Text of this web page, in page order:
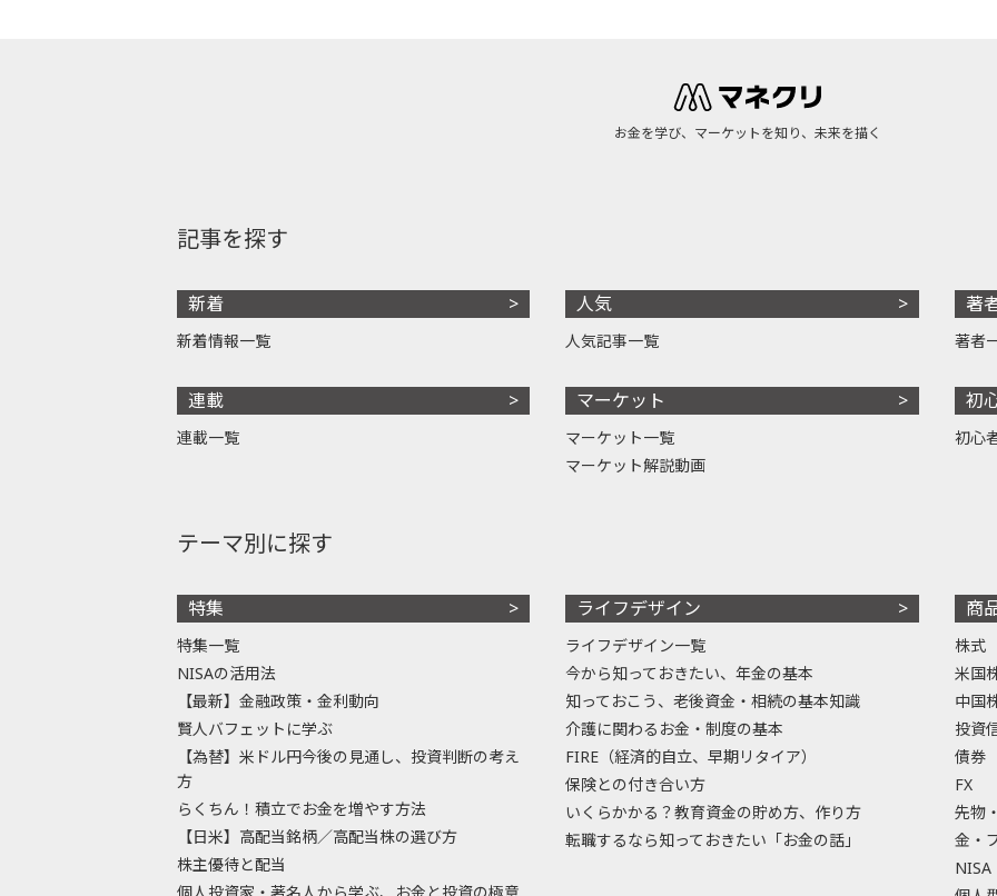
お金を学び、マーケットを知り、未来を描く
記事を探す
新着
新着情報一覧
連載
連載一覧
人気
人気記事一覧
マーケット
マーケット一覧
マーケット解説動画
著
著者
初
初心
テーマ別に探す
特集
特集一覧
NISAの活用法
【最新】金融政策・金利動向
賢人バフェットに学ぶ
【為替】米ドル円今後の見通し、投資判断の考え
方
らくちん！積立でお金を増やす方法
【日米】高配当銘柄／高配当株の選び方
株主優待と配当
ライフデザイン
ライフデザイン一覧
今から知っておきたい、年金の基本
知っておこう、老後資金・相続の基本知識
介護に関わるお金・制度の基本
FIRE（経済的自立、早期リタイア）
保険との付き合い方
いくらかかる？教育資金の貯め方、作り方
転職するなら知っておきたい「お金の話」
商
株式
米国
中国
投資
債券
FX
先物
金・
NISA